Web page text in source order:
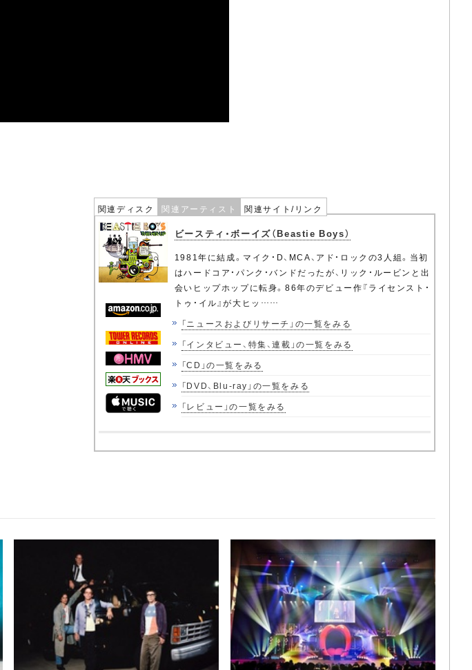
関連ディスク 関連アーティスト 関連サイト/リンク
ビースティ・ボーイズ（Beastie Boys）
1981年に結成。マイク・D、MCA、アド・ロックの3人組。当初
はハードコア・パンク・バンドだったが、リック・ルービンと出
会いヒップホップに転身。86年のデビュー作『ライセンスト・
トゥ・イル』が大ヒッ……
「ニュースおよびリサーチ」の一覧をみる
「インタビュー、特集、連載」の一覧をみる
「CD」の一覧をみる
「DVD、Blu-ray」の一覧をみる
「レビュー」の一覧をみる